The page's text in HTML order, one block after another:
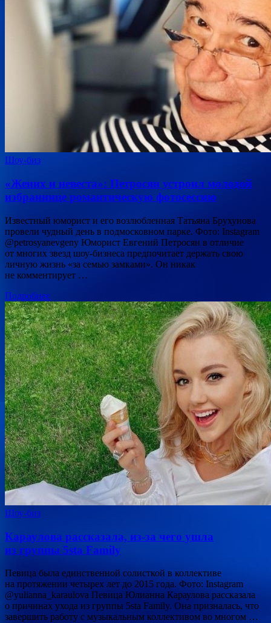
Шоу-биз
«Жених и невеста»: Петросян устроил молодой
избраннице романтическую фотосессию
Известный юморист и его возлюбленная Татьяна Брухунова
провели чудный день в подмосковном парке. Фото: Instagram
@petrosyanevgeny Юморист Евгений Петросян в отличие
от многих звезд шоу-бизнеса предпочитает держать свою
личную жизнь «за семью замками». Он никак
не комментирует …
Подробнее
Шоу-биз
Караулова рассказала, из-за чего ушла
из группы 5sta Family
Певица была единственной солисткой в коллективе
на протяжении четырех лет до 2015 года. Фото: Instagram
@yulianna_karaulova Певица Юлианна Караулова рассказала
о причинах ухода из группы 5sta Family. Она призналась, что
завершить работу с музыкальным коллективом во многом …